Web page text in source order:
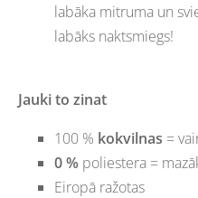
labāka mitruma un
labāks naktsmiegs!
Jauki to zinat
100 % kokvilnas =
0 % poliestera =
Eiropā ražotas